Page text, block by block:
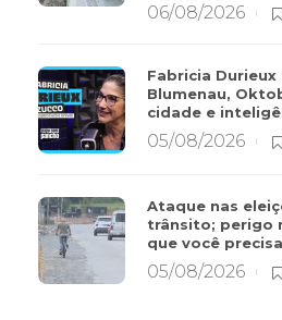
06/08/2026
Fabricia
Blumenau,
cidade e
05/08/2026
Ataque nas
trânsito; perigo
que você
05/08/2026